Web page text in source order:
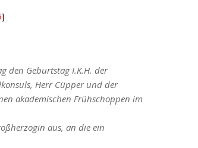
]
den Geburtstag I.K.H. der
Herr Cüpper und der
akademischen Frühschoppen im
aus, an die ein